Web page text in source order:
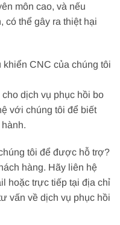
môn cao, và nếu
có thể gây ra thiệt hại
CNC của chúng tôi
dịch vụ phục hồi bo
với chúng tôi để biết
tôi để được hỗ trợ?
hàng. Hãy liên hệ
hoặc trực tiếp tại địa chỉ
vấn về dịch vụ phục hồi